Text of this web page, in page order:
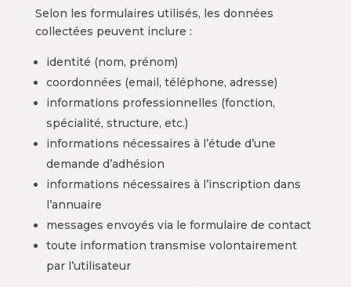
Selon les formulaires utilisés, les données
collectées peuvent inclure :
identité (nom, prénom)
coordonnées (email, téléphone, adresse)
informations professionnelles (fonction,
spécialité, structure, etc.)
informations nécessaires à l’étude d’une
demande d’adhésion
informations nécessaires à l’inscription dans
l’annuaire
messages envoyés via le formulaire de contact
toute information transmise volontairement
par l’utilisateur